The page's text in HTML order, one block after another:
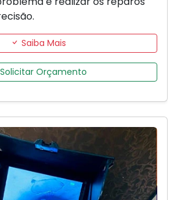
Saiba Mais
Solicitar Orçamento